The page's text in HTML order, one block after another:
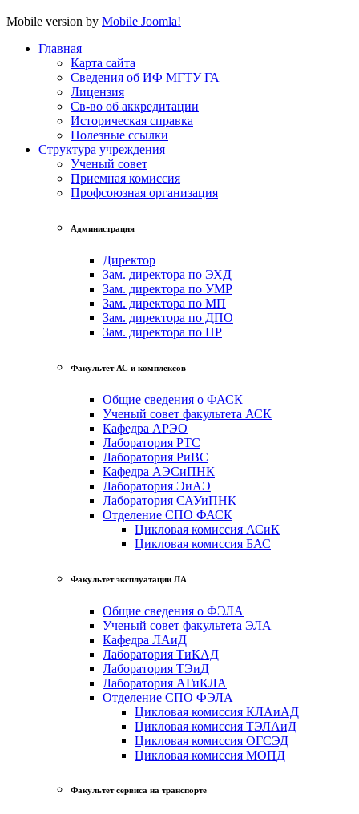
Mobile version by Mobile Joomla!
Главная
Карта сайта
Сведения об ИФ МГТУ ГА
Лицензия
Св-во об аккредитации
Историческая справка
Полезные ссылки
Структура учреждения
Ученый совет
Приемная комиссия
Профсоюзная организация
Администрация
Директор
Зам. директора по ЭХД
Зам. директора по УМР
Зам. директора по МП
Зам. директора по ДПО
Зам. директора по НР
Факультет АС и комплексов
Общие сведения о ФАСК
Ученый совет факультета АСК
Кафедра АРЭО
Лаборатория РТС
Лаборатория РиВС
Кафедра АЭСиПНК
Лаборатория ЭиАЭ
Лаборатория САУиПНК
Отделение СПО ФАСК
Цикловая комиссия АСиК
Цикловая комиссия БАС
Факультет эксплуатации ЛА
Общие сведения о ФЭЛА
Ученый совет факультета ЭЛА
Кафедра ЛАиД
Лаборатория ТиКАД
Лаборатория ТЭиД
Лаборатория АГиКЛА
Отделение СПО ФЭЛА
Цикловая комиссия КЛАиАД
Цикловая комиссия ТЭЛАиД
Цикловая комиссия ОГСЭД
Цикловая комиссия МОПД
Факультет сервиса на транспорте